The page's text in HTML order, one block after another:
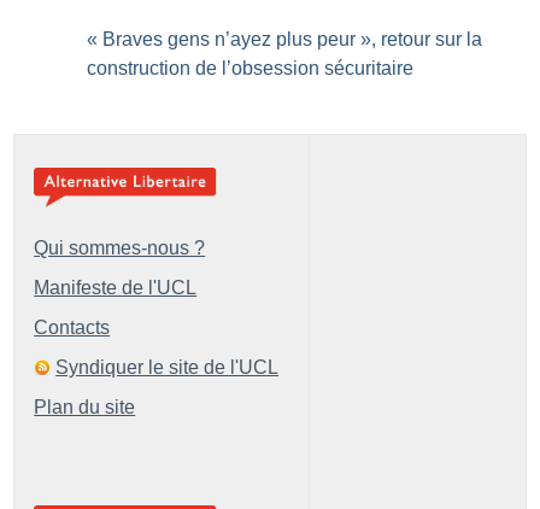
« Braves gens n’ayez plus peur », retour sur la
construction de l’obsession sécuritaire
Qui sommes-nous ?
Manifeste de l'UCL
Contacts
Syndiquer le site de l'UCL
Plan du site